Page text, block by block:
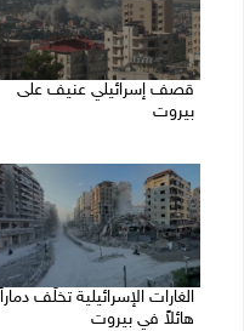
قصف إسرائيلي عنيف على
بيروت
الغارات الإسرائيلية تخلّف دماراً
هائلاً في بيروت